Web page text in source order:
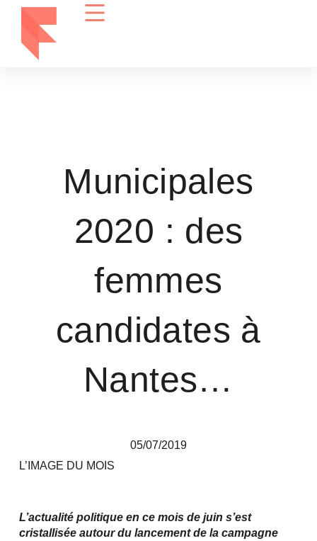
Municipales
2020 : des
femmes
candidates à
Nantes…
05/07/2019
L’IMAGE DU MOIS
L’actualité politique en ce mois de juin s’est
cristallisée autour du lancement de la campagne